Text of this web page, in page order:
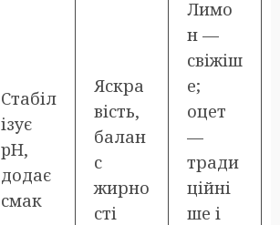
Стабіл
ізує
pH,
додає
смак
Яскра
вість,
балан
с
жирно
сті
Лимо
н —
свіжіш
е;
оцет
—
тради
ційні
ше і